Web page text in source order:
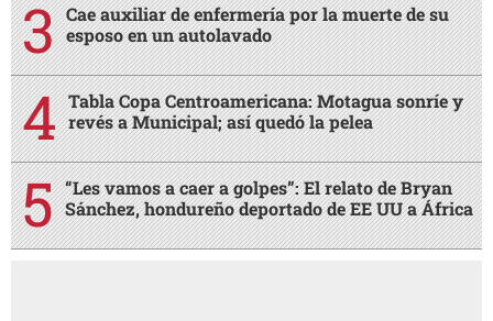
Cae auxiliar de enfermería por la muerte de su
esposo en un autolavado
Tabla Copa Centroamericana: Motagua sonríe y
revés a Municipal; así quedó la pelea
“Les vamos a caer a golpes”: El relato de Bryan
Sánchez, hondureño deportado de EE UU a África